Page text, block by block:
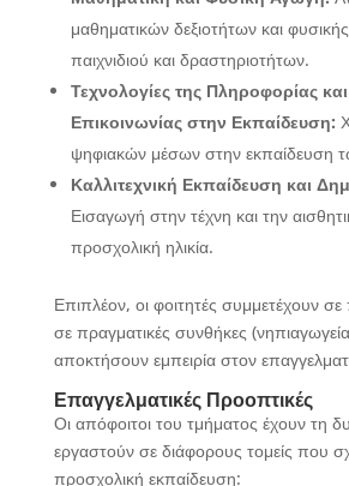
μαθηματικών δεξιοτήτων και
παιχνιδιού και δραστηριοτήτων.
Τεχνολογίες της Πληροφορίας
Επικοινωνίας στην Εκπαίδευση:
ψηφιακών μέσων στην εκπαίδευση
Καλλιτεχνική Εκπαίδευση και
Εισαγωγή στην τέχνη και την
προσχολική ηλικία.
Επιπλέον, οι φοιτητές συμμετέχουν
σε πραγματικές συνθήκες
αποκτήσουν εμπειρία στον
Επαγγελματικές Προοπτικές
Οι απόφοιτοι του τμήματος έχουν τη
εργαστούν σε διάφορους τομείς που
προσχολική εκπαίδευση: